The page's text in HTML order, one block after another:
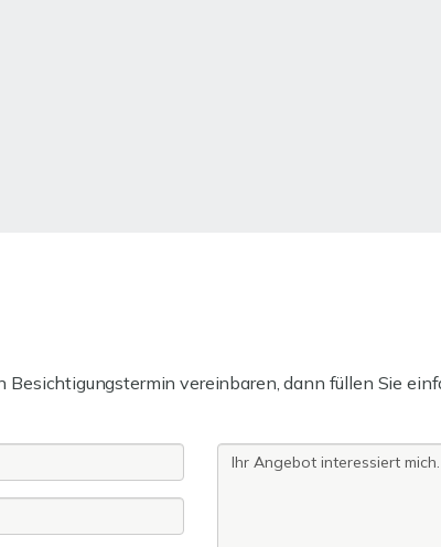
vereinbaren, dann füllen Sie